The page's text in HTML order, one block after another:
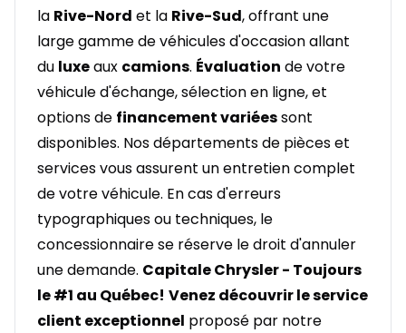
la Rive-Nord et la Rive-Sud, offrant une
large gamme de véhicules d'occasion allant
du luxeaux camions. Évaluation de votre
véhicule d'échange, sélection en ligne, et
options de financement variéessont
disponibles. Nos départements de pièces et
services vous assurent un entretien complet
de votre véhicule. En cas d'erreurs
typographiques ou techniques, le
concessionnaire se réserve le droit d'annuler
une demande. Capitale Chrysler - Toujours
le #1 au Québec! Venez découvrir le service
client exceptionnel proposé par notre